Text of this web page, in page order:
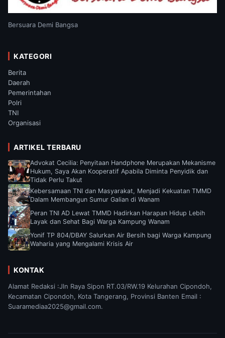
Bersuara Demi Bangsa
KATEGORI
Berita
Daerah
Pemerintahan
Polri
TNI
Organisasi
ARTIKEL TERBARU
Advokat Cecilia: Penyitaan Handphone Merupakan Mekanisme
Hukum, Saya Akan Kooperatif Apabila Diminta Penyidik dan
Tidak Perlu Takut
Kebersamaan TNI dan Masyarakat, Menjadi Kekuatan TMMD
Dalam Membangun Sumur Galian di Wanam
Peran TNI AD Lewat TMMD Hadirkan Harapan Hidup Lebih
Layak dan Sehat Bagi Warga Kampung Wanam
Yonif TP 804/DBAY Salurkan Air Bersih bagi Warga Kampung
Waharia yang Mengalami Krisis Air
KONTAK
Alamat Redaksi :Jln Raya Sipon RT.03/RW.19 Kelurahan Cipondoh,
Kecamatan Cipondoh, Kota Tangerang, Provinsi Banten Email :
Suaramediaa2025@gmail.com.